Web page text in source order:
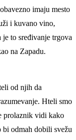
imaju mesto
i kuvano vino,
je to sređivanje trgova
na Zapadu.
od njih da
Hteli smo
prolaznik vidi kako
bi odmah dobili svežu